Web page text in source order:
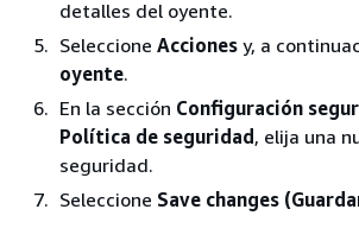
detalles del oyente.
Seleccione Acciones y, a
oyente.
En la sección Configuración
Política de seguridad , elija una
seguridad.
Seleccione Save changes